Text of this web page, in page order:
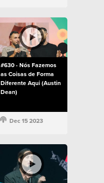
#630 - Nós Fazemos
as Coisas de Forma
Diferente Aqui (Austin
Dean)
Dec 15 2023